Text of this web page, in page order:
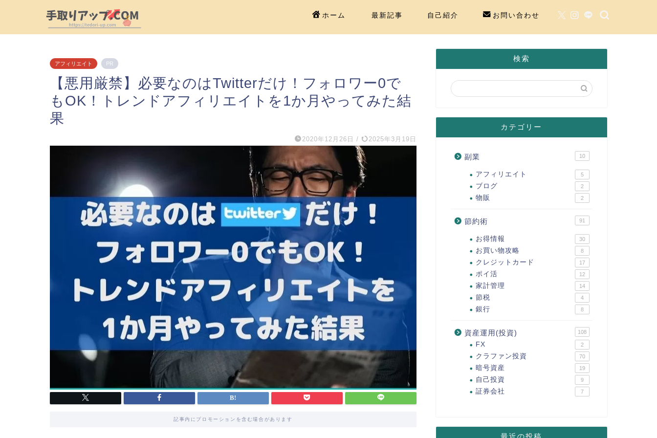
ホーム 最新記事 自己紹介 お問い合わせ
アフィリエイト PR
【悪用厳禁】必要なのはTwitterだけ！フォロワー0で
もOK！トレンドアフィリエイトを1か月やってみた結
果
2020年12月26日 / 2025年3月19日
記事内にプロモーションを含む場合があります
検索
カテゴリー
副業 10
アフィリエイト 5
ブログ 2
物販 2
節約術 91
お得情報 30
お買い物攻略 8
クレジットカード 17
ポイ活 12
家計管理 14
節税 4
銀行 8
資産運用(投資) 108
FX 2
クラファン投資 70
暗号資産 19
自己投資 9
証券会社 7
最近の投稿